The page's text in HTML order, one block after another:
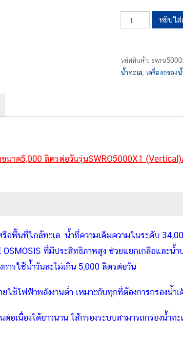
จำนวน
เครื่อง
ทะเล
หยิบใส่
รหัสสินค้า:
น้ำทะเล เครื่องกรอง
ขนาด5,000 ลิตรต่อวันรุ่นSWRO5000X1
รือพื้นที่ใกล้ทะเล น้ำที่ความเค็มความในระดับ
OSMOSIS ที่มีประสิทธิภาพสูง ช่วยแยกเกลือและน้
ารใช้น้ำวันละไม่เกิน 5,000 ลิตรต่อวัน
ใช้ไฟฟ้าพลังงานต่ำ เหมาะกับทุกที่ต้องการกรองน้ำ
อเนื่องได้ยาวนาน ไส้กรองระบบสามารถกรองน้ำท